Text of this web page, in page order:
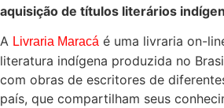
aquisição de títulos literários
A Livraria Maracá é uma livraria on-
literatura indígena produzida no
com obras de escritores de
país, que compartilham seus